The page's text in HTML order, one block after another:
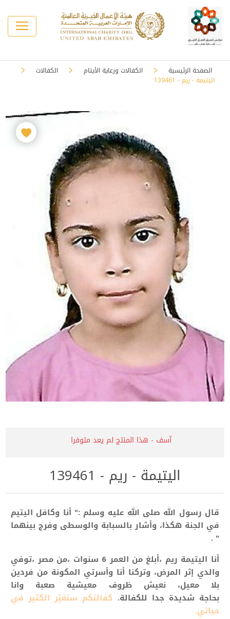
الصفحة الرئيسية الكفالات ورعاية الأيتام
الكفالات
اليتيمة - ريم - 139461
آسف - هذا المنتج لم يعد متوفرا
اليتيمة - ريم - 139461
قال رسول الله صلى الله عليه وسلم :" أنا وكافل اليتيم
في الجنة هكذا، وأشار بالسبابة والوسطى وفرج بينهما
" .
أنا اليتيمة ريم ،أبلغ من العمر 6
سنوات ،من مصر ،توفي
والدي إثر المرض، وتركنا أنا وأسرتي المكونة من فردين
بلا معيل، نعيش ظروف معيشية صعبة وانا
بحاجة شديدة جدا للكفالة. كفالتكم ستغيّر الكثير في
حياتي.